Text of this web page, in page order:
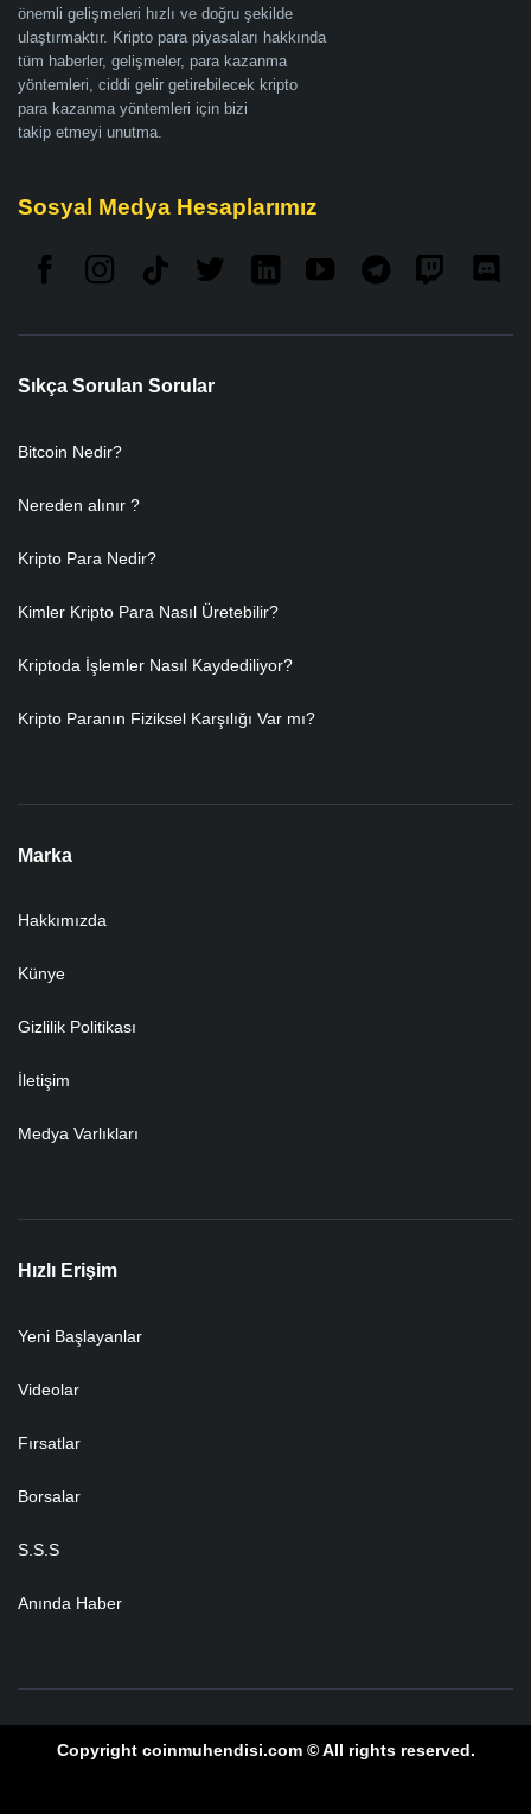
önemli gelişmeleri hızlı ve doğru şekilde
ulaştırmaktır. Kripto para piyasaları hakkında
tüm haberler, gelişmeler, para kazanma
yöntemleri, ciddi gelir getirebilecek kripto
para kazanma yöntemleri için bizi
takip etmeyi unutma.
Sosyal Medya Hesaplarımız
Sıkça Sorulan Sorular
Bitcoin Nedir?
Nereden alınır ?
Kripto Para Nedir?
Kimler Kripto Para Nasıl Üretebilir?
Kriptoda İşlemler Nasıl Kaydediliyor?
Kripto Paranın Fiziksel Karşılığı Var mı?
Marka
Hakkımızda
Künye
Gizlilik Politikası
İletişim
Medya Varlıkları
Hızlı Erişim
Yeni Başlayanlar
Videolar
Fırsatlar
Borsalar
S.S.S
Anında Haber
Copyright coinmuhendisi.com © All rights reserved.